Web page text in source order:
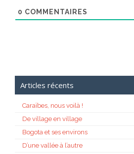
0 COMMENTAIRES
Articles récents
Caraïbes, nous voilà !
De village en village
Bogota et ses environs
D’une vallée à l’autre